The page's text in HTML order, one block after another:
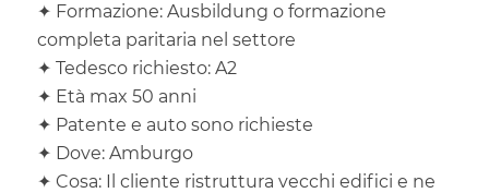
✦ Formazione: Ausbildung o formazione
completa paritaria nel settore
✦ Tedesco richiesto: A2
✦ Età max 50 anni
✦ Patente e auto sono richieste
✦ Dove: Amburgo
✦ Cosa: Il cliente ristruttura vecchi edifici e ne